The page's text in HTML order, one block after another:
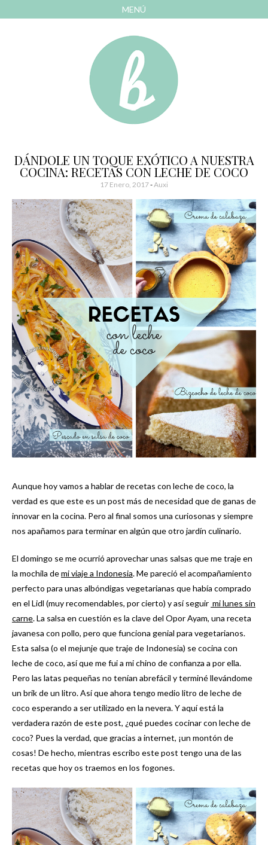
MENÚ
Bonitismos
DÁNDOLE UN TOQUE EXÓTICO A NUESTRA
COCINA: RECETAS CON LECHE DE COCO
17 Enero, 2017-Auxi
Aunque hoy vamos a hablar de recetas con leche de coco, la
verdad es que este es un post más de necesidad que de ganas de
innovar en la cocina. Pero al final somos una curiosonas y siempre
nos apañamos para terminar en algún que otro jardín culinario.
El domingo se me ocurrió aprovechar unas salsas que me traje en
la mochila demi viaje a Indonesia. Me pareció el acompañamiento
perfecto para unas albóndigas vegetarianas que había comprado
en el Lidl (muy recomendables, por cierto) y así seguir mi lunes sin
carne. La salsa en cuestión es la clave del Opor Ayam, una receta
javanesa con pollo, pero que funciona genial para vegetarianos.
Esta salsa (o el mejunje que traje de Indonesia) se cocina con
leche de coco, así que me fui a mi chino de confianza a por ella.
Pero las latas pequeñas no tenían abrefácil y terminé llevándome
un brik de un litro. Así que ahora tengo medio litro de leche de
coco esperando a ser utilizado en la nevera. Y aquí está la
verdadera razón de este post, ¿qué puedes cocinar con leche de
coco? Pues la verdad, que gracias a internet, ¡un montón de
cosas! De hecho, mientras escribo este post tengo una de las
recetas que hoy os traemos en los fogones.